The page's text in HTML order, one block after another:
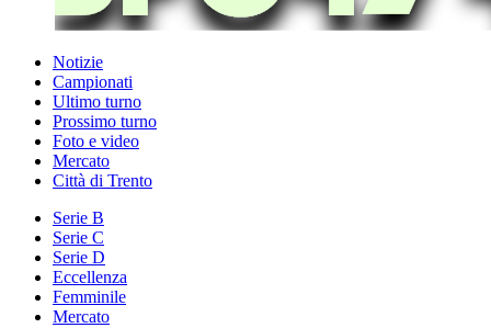
Notizie
Campionati
Ultimo turno
Prossimo turno
Foto e video
Mercato
Città di Trento
Serie B
Serie C
Serie D
Eccellenza
Femminile
Mercato